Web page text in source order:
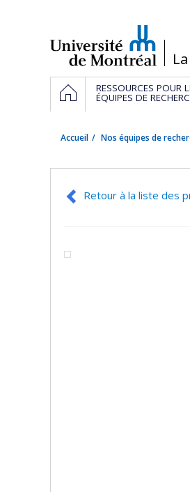
/
Navigation
principale
ACCUEILRESSOURCES POUR
ÉQUIPES DE
Accueil Nos équipes de
Retour à la liste des